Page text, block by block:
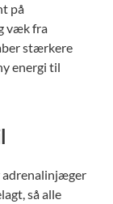
på
væk fra
stærkere
energi til
adrenalinjæger
så alle